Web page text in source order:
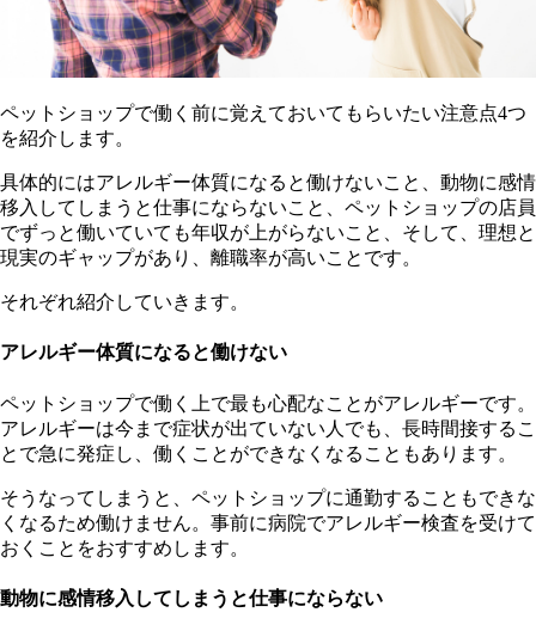
ペットショップで働く前に覚えておいてもらいたい注意点4つ
を紹介します。
具体的にはアレルギー体質になると働けないこと、動物に感情
移入してしまうと仕事にならないこと、ペットショップの店員
でずっと働いていても年収が上がらないこと、そして、理想と
現実のギャップがあり、離職率が高いことです。
それぞれ紹介していきます。
アレルギー体質になると働けない
ペットショップで働く上で最も心配なことがアレルギーです。
アレルギーは今まで症状が出ていない人でも、長時間接するこ
とで急に発症し、働くことができなくなることもあります。
そうなってしまうと、ペットショップに通勤することもできな
くなるため働けません。事前に病院でアレルギー検査を受けて
おくことをおすすめします。
動物に感情移入してしまうと仕事にならない